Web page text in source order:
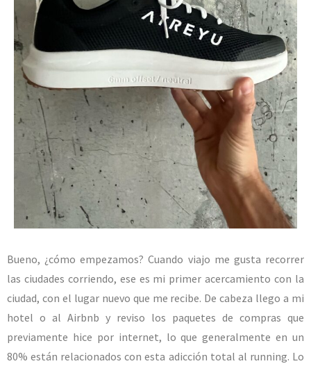
Bueno, ¿cómo empezamos? Cuando viajo me gusta recorrer
las ciudades corriendo, ese es mi primer acercamiento con la
ciudad, con el lugar nuevo que me recibe. De cabeza llego a mi
hotel o al Airbnb y reviso los paquetes de compras que
previamente hice por internet, lo que generalmente en un
80% están relacionados con esta adicción total al running. Lo